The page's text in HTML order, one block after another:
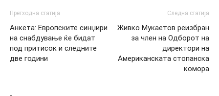
Претходна статија
Анкета: Европските синџири
на снабдување ќе бидат
под притисок и следните
две години
Следна статија
Живко Мукаетов реизбран
за член на Одборот на
директори на
Американската стопанска
комора